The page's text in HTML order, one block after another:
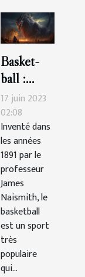
Basket-
ball :
quelle est
la durée
d’un
match ?
17 juin 2023
02:08
Inventé dans
les années
1891 par le
professeur
James
Naismith, le
basketball
est un sport
très
populaire
qui...